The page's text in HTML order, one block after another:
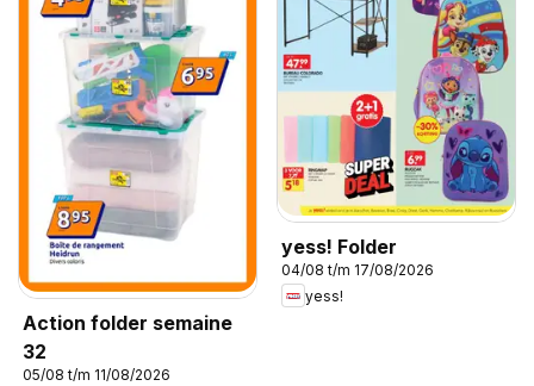
Action folder semaine
32
05/08 t/m 11/08/2026
yess! Folder
04/08 t/m 17/08/2026
yess!